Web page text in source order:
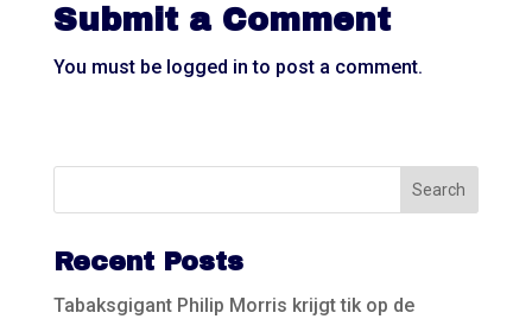
Submit a Comment
You must be logged in to post a comment.
Recent Posts
Tabaksgigant Philip Morris krijgt tik op de